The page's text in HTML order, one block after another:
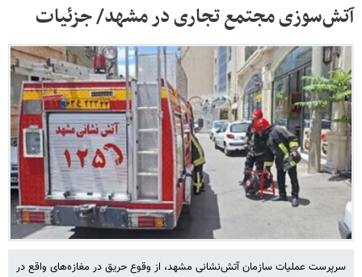
آتش‌سوزی مجتمع تجاری در مشهد/ جزئیات
سرپرست عملیات سازمان آتش‌نشانی مشهد، از وقوع حریق در مغازه‌های واقع در